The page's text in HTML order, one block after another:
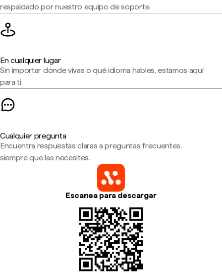
respaldado por nuestro equipo de soporte.
En cualquier lugar
Sin importar dónde vivas o qué idioma hables, estamos aquí
para ti.
Cualquier pregunta
Encuentra respuestas claras a preguntas frecuentes,
siempre que las necesites.
Escanea para descargar